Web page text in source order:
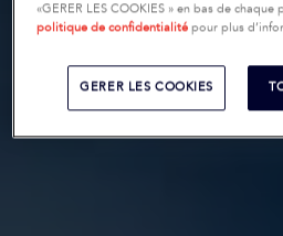
«GERER LES COOKIES » en bas de
politique de confidentialité pour plus
GERER LES COOKIES